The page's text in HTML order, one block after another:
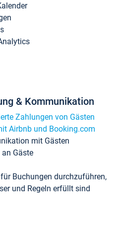
& Kommunikation
Zahlungen von Gästen
Airbnb und Booking.com
mit Gästen
Gäste
Buchungen durchzuführen,
und Regeln erfüllt sind